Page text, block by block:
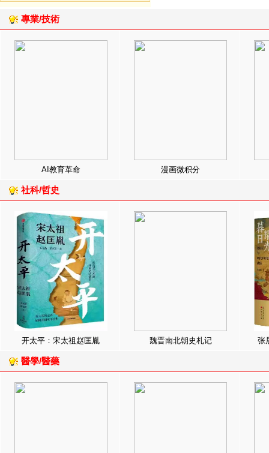
專業/技術
AI教育革命 漫画微积分
社科/哲史
开太平：宋太祖赵匡胤 魏晋南北朝史札记 张
醫學/醫藥